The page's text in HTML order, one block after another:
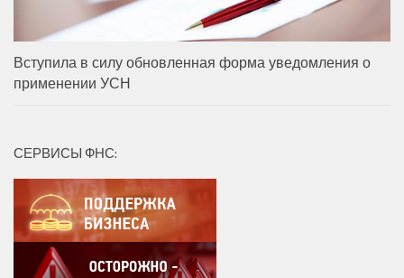
Вступила в силу обновленная форма уведомления о
применении УСН
СЕРВИСЫ ФНС: